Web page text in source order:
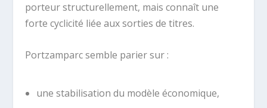
porteur structurellement, mais connaît une
forte cyclicité liée aux sorties de titres.
Portzamparc semble parier sur :
une stabilisation du modèle économique,